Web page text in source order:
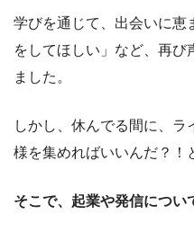
学びを通じて、出会いに恵
をしてほしい」など、再び
ました。
しかし、休んでる間に、
様を集めればいいんだ？！
そこで、起業や発信につい